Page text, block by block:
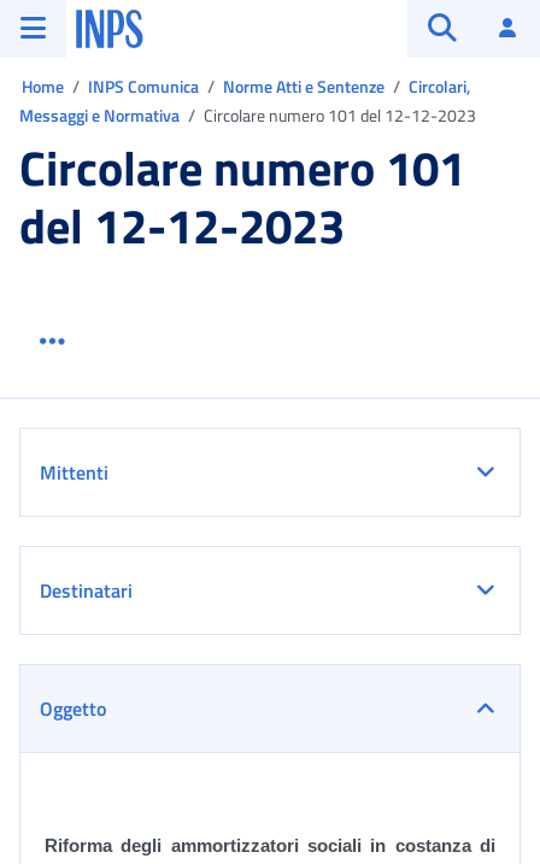
Vai al menu principale
Vai al contenuto principale
Vai al pie' di pagina
INPS ()
Home INPS Comunica Norme Atti e Sentenze
Circolari,
Messaggi e Normativa
Circolare numero 101 del 12-12-2023
Circolare numero 101
del 12-12-2023
Mittenti
Destinatari
Oggetto
Riforma degli ammortizzatori sociali in costanza di